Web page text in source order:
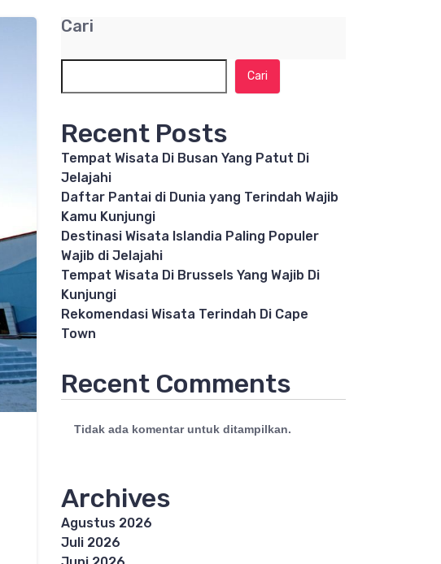
Cari
Cari
Recent Posts
Tempat Wisata Di Busan Yang Patut Di
Jelajahi
Daftar Pantai di Dunia yang Terindah Wajib
Kamu Kunjungi
Destinasi Wisata Islandia Paling Populer
Wajib di Jelajahi
Tempat Wisata Di Brussels Yang Wajib Di
Kunjungi
Rekomendasi Wisata Terindah Di Cape
Town
Recent Comments
Tidak ada komentar untuk ditampilkan.
Archives
Agustus 2026
Juli 2026